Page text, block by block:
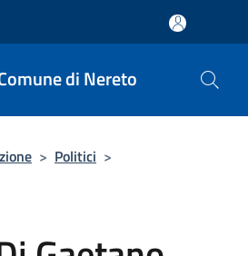
di Nereto
> Politici >